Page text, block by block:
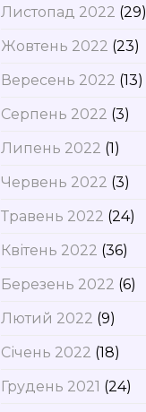
Листопад 2022 (29)
Жовтень 2022 (23)
Вересень 2022 (13)
Серпень 2022 (3)
Липень 2022 (1)
Червень 2022 (3)
Травень 2022 (24)
Квітень 2022 (36)
Березень 2022 (6)
Лютий 2022 (9)
Січень 2022 (18)
Грудень 2021 (24)